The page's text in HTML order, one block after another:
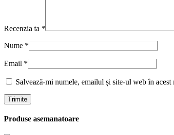
Recenzia ta *
Nume *
Email *
Salvează-mi numele, emailul și site-ul web în
Produse asemanatoare